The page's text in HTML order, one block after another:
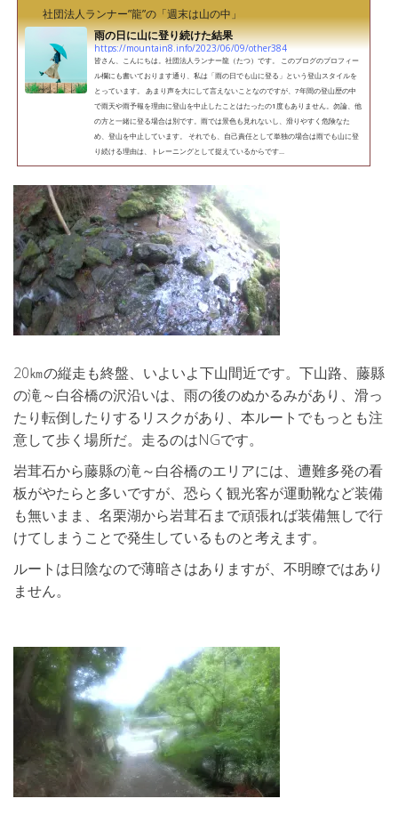
社団法人ランナー”龍”の「週末は山の中」
雨の日に山に登り続けた結果
https://mountain8.info/2023/06/09/other384
皆さん、こんにちは。社団法人ランナー龍（たつ）です。 このブログのプロフィー
ル欄にも書いております通り、私は「雨の日でも山に登る」という登山スタイルを
とっています。 あまり声を大にして言えないことなのですが、7年間の登山歴の中
で雨天や雨予報を理由に登山を中止したことはたったの1度もありません。勿論、他
の方と一緒に登る場合は別です。雨では景色も見れないし、滑りやすく危険なた
め、登山を中止しています。 それでも、自己責任として単独の場合は雨でも山に登
り続ける理由は、トレーニングとして捉えているからです...
20㎞の縦走も終盤、いよいよ下山間近です。下山路、藤縣
の滝～白谷橋の沢沿いは、雨の後のぬかるみがあり、滑っ
たり転倒したりするリスクがあり、本ルートでもっとも注
意して歩く場所だ。走るのはNGです。
岩茸石から藤縣の滝～白谷橋のエリアには、遭難多発の看
板がやたらと多いですが、恐らく観光客が運動靴など装備
も無いまま、名栗湖から岩茸石まで頑張れば装備無しで行
けてしまうことで発生しているものと考えます。
ルートは日陰なので薄暗さはありますが、不明瞭ではあり
ません。